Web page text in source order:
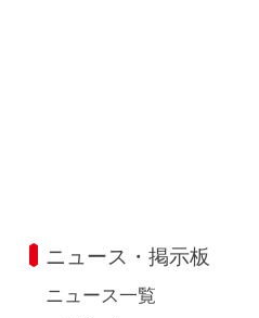
ニュース・掲示板
ニュース一覧